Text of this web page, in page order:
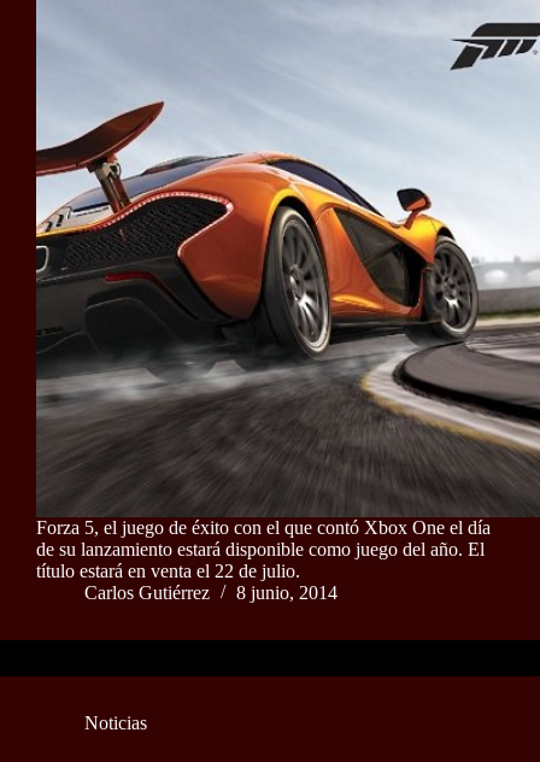
Forza 5, el juego de éxito con el que contó Xbox One el día
de su lanzamiento estará disponible como juego del año. El
título estará en venta el 22 de julio.
Carlos Gutiérrez
8 junio, 2014
Noticias